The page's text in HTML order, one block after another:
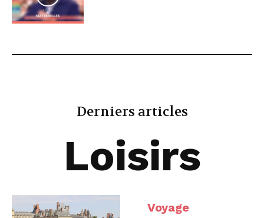
Derniers articles
Loisirs
Voyage